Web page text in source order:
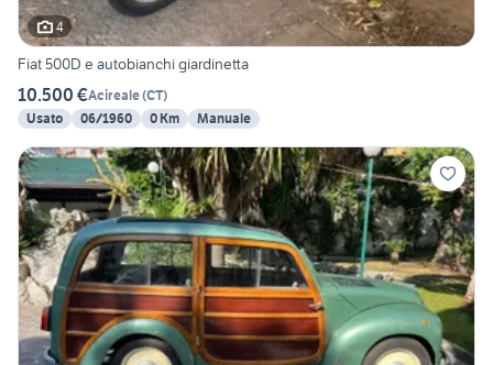
4
Fiat 500D e autobianchi giardinetta
10.500 €Acireale(CT)
Usato
06/1960 0 Km Manuale